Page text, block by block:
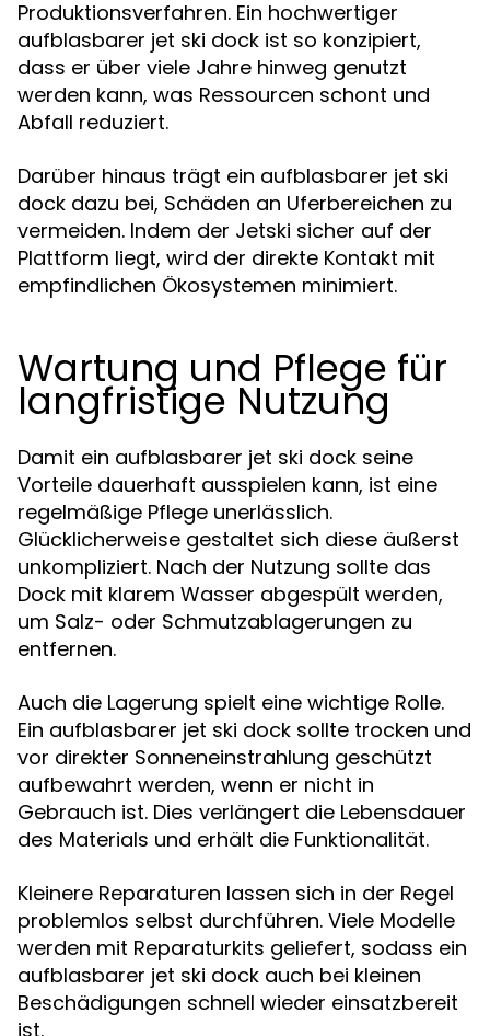
Produktionsverfahren. Ein hochwertiger
aufblasbarer jet ski dock ist so konzipiert,
dass er über viele Jahre hinweg genutzt
werden kann, was Ressourcen schont und
Abfall reduziert.
Darüber hinaus trägt ein aufblasbarer jet ski
dock dazu bei, Schäden an Uferbereichen zu
vermeiden. Indem der Jetski sicher auf der
Plattform liegt, wird der direkte Kontakt mit
empfindlichen Ökosystemen minimiert.
Wartung und Pflege für
langfristige Nutzung
Damit ein aufblasbarer jet ski dock seine
Vorteile dauerhaft ausspielen kann, ist eine
regelmäßige Pflege unerlässlich.
Glücklicherweise gestaltet sich diese äußerst
unkompliziert. Nach der Nutzung sollte das
Dock mit klarem Wasser abgespült werden,
um Salz- oder Schmutzablagerungen zu
entfernen.
Auch die Lagerung spielt eine wichtige Rolle.
Ein aufblasbarer jet ski dock sollte trocken und
vor direkter Sonneneinstrahlung geschützt
aufbewahrt werden, wenn er nicht in
Gebrauch ist. Dies verlängert die Lebensdauer
des Materials und erhält die Funktionalität.
Kleinere Reparaturen lassen sich in der Regel
problemlos selbst durchführen. Viele Modelle
werden mit Reparaturkits geliefert, sodass ein
aufblasbarer jet ski dock auch bei kleinen
Beschädigungen schnell wieder einsatzbereit
ist.